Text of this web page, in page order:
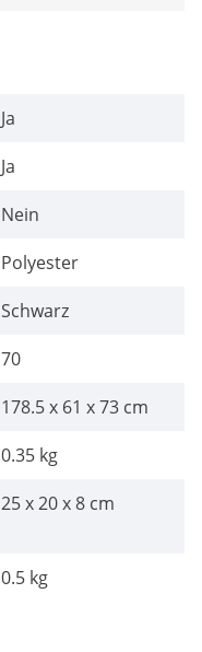
Ja
Ja
Nein
Polyester
Schwarz
70
178.5 x 61 x 73 cm
0.35 kg
25 x 20 x 8 cm
0.5 kg